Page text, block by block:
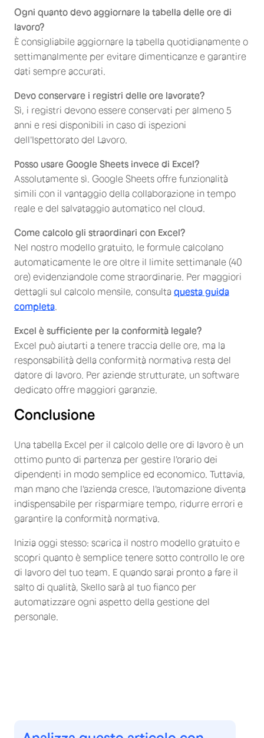
Ogni quanto devo aggiornare la tabella delle ore di
lavoro?
È consigliabile aggiornare la tabella quotidianamente o
settimanalmente per evitare dimenticanze e garantire
dati sempre accurati.
Devo conservare i registri delle ore lavorate?
Sì, i registri devono essere conservati per almeno 5
anni e resi disponibili in caso di ispezioni
dell'Ispettorato del Lavoro.
Posso usare Google Sheets invece di Excel?
Assolutamente sì. Google Sheets offre funzionalità
simili con il vantaggio della collaborazione in tempo
reale e del salvataggio automatico nel cloud.
Come calcolo gli straordinari con Excel?
Nel nostro modello gratuito, le formule calcolano
automaticamente le ore oltre il limite settimanale (40
ore) evidenziandole come straordinarie. Per maggiori
dettagli sul calcolo mensile, consulta questa guida
completa
Excel è sufficiente per la conformità legale?
Excel può aiutarti a tenere traccia delle ore, ma la
responsabilità della conformità normativa resta del
datore di lavoro. Per aziende strutturate, un software
dedicato offre maggiori garanzie.
Conclusione
Una tabella Excel per il calcolo delle ore di lavoro è un
ottimo punto di partenza per gestire l'orario dei
dipendenti in modo semplice ed economico. Tuttavia,
man mano che l'azienda cresce, l'automazione diventa
indispensabile per risparmiare tempo, ridurre errori e
garantire la conformità normativa.
Inizia oggi stesso: scarica il nostro modello gratuito e
scopri quanto è semplice tenere sotto controllo le ore
di lavoro del tuo team. E quando sarai pronto a fare il
salto di qualità, Skello sarà al tuo fianco per
automatizzare ogni aspetto della gestione del
personale.